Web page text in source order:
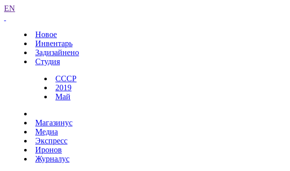
EN
Новое
Инвентарь
Задизайнено
Студия
СССР
2019
Май
Магазинус
Медиа
Экспресс
Иронов
Журналус